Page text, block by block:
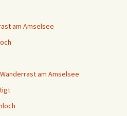
am Amselsee
am Amselsee